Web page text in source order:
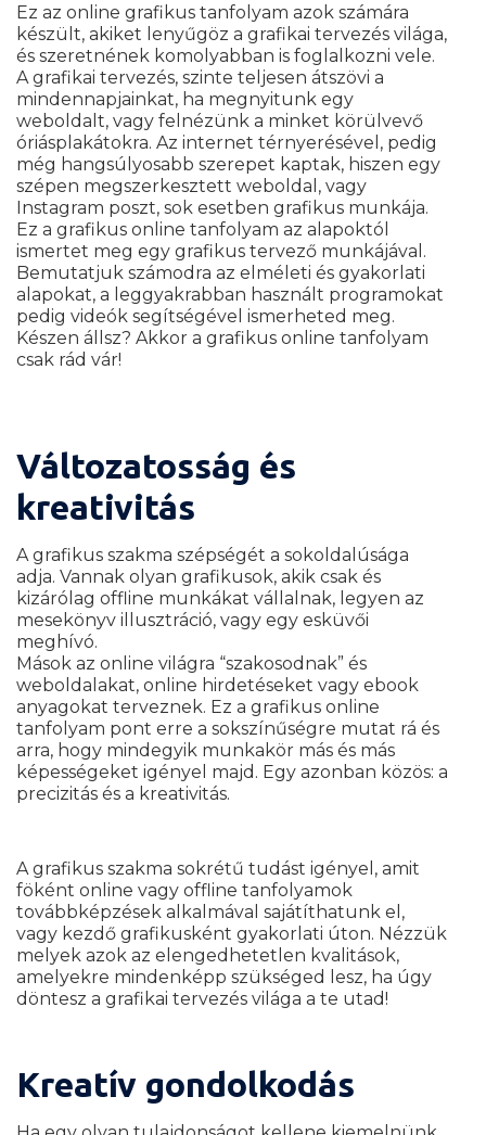
Ez az online grafikus tanfolyam azok számára
készült, akiket lenyűgöz a grafikai tervezés világa,
és szeretnének komolyabban is foglalkozni vele.
A grafikai tervezés, szinte teljesen átszövi a
mindennapjainkat, ha megnyitunk egy
weboldalt, vagy felnézünk a minket körülvevő
óriásplakátokra. Az internet térnyerésével, pedig
még hangsúlyosabb szerepet kaptak, hiszen egy
szépen megszerkesztett weboldal, vagy
Instagram poszt, sok esetben grafikus munkája.
Ez a grafikus online tanfolyam az alapoktól
ismertet meg egy grafikus tervező munkájával.
Bemutatjuk számodra az elméleti és gyakorlati
alapokat, a leggyakrabban használt programokat
pedig videók segítségével ismerheted meg.
Készen állsz? Akkor a grafikus online tanfolyam
csak rád vár!
Változatosság és
kreativitás
A grafikus szakma szépségét a sokoldalúsága
adja. Vannak olyan grafikusok, akik csak és
kizárólag offline munkákat vállalnak, legyen az
mesekönyv illusztráció, vagy egy esküvői
meghívó.
Mások az online világra “szakosodnak” és
weboldalakat, online hirdetéseket vagy ebook
anyagokat terveznek. Ez a grafikus online
tanfolyam pont erre a sokszínűségre mutat rá és
arra, hogy mindegyik munkakör más és más
képességeket igényel majd. Egy azonban közös: a
precizitás és a kreativitás.
A grafikus szakma sokrétű tudást igényel, amit
föként online vagy offline tanfolyamok
továbbképzések alkalmával sajátíthatunk el,
vagy kezdő grafikusként gyakorlati úton. Nézzük
melyek azok az elengedhetetlen kvalitások,
amelyekre mindenképp szükséged lesz, ha úgy
döntesz a grafikai tervezés világa a te utad!
Kreatív gondolkodás